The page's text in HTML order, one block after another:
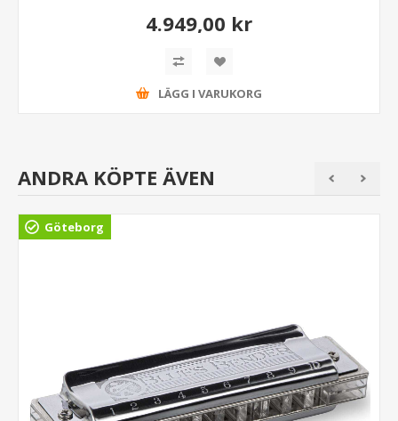
4.949,00 kr
LÄGG I VARUKORG
ANDRA KÖPTE ÄVEN
Göteborg